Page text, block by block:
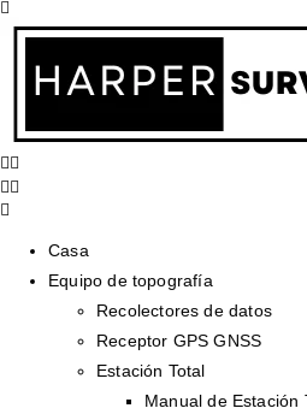
Casa
Equipo de topografía
Recolectores de datos
Receptor GPS GNSS
Estación Total
Manual de Estación